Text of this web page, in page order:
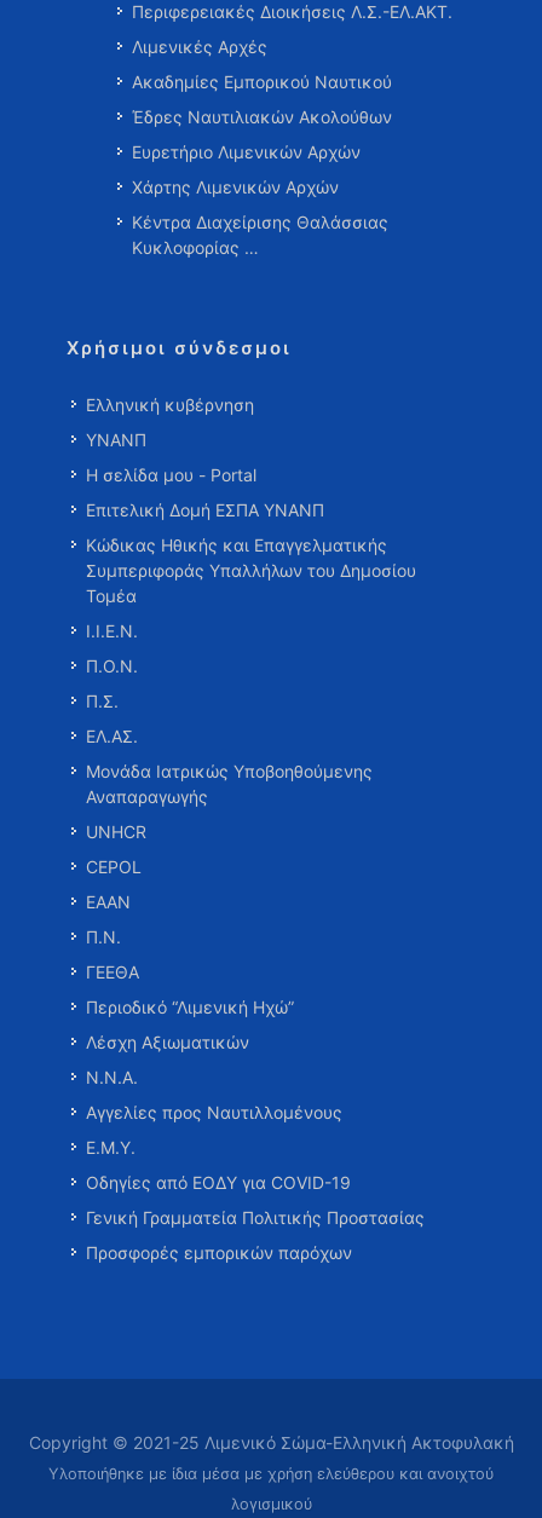
Περιφερειακές Διοικήσεις Λ.Σ.-ΕΛ.ΑΚΤ.
Λιμενικές Αρχές
Ακαδημίες Εμπορικού Ναυτικού
Έδρες Ναυτιλιακών Ακολούθων
Ευρετήριο Λιμενικών Αρχών
Χάρτης Λιμενικών Αρχών
Κέντρα Διαχείρισης Θαλάσσιας
Κυκλοφορίας …
Χρήσιμοι σύνδεσμοι
Ελληνική κυβέρνηση
ΥΝΑΝΠ
Η σελίδα μου - Portal
Επιτελική Δομή ΕΣΠΑ ΥΝΑΝΠ
Κώδικας Ηθικής και Επαγγελματικής
Συμπεριφοράς Υπαλλήλων του Δημοσίου
Τομέα
Ι.Ι.Ε.Ν.
Π.Ο.Ν.
Π.Σ.
ΕΛ.ΑΣ.
Μονάδα Ιατρικώς Υποβοηθούμενης
Αναπαραγωγής
UNHCR
CEPOL
ΕΑΑΝ
Π.Ν.
ΓΕΕΘΑ
Περιοδικό “Λιμενική Ηχώ”
Λέσχη Αξιωματικών
Ν.Ν.Α.
Αγγελίες προς Ναυτιλλομένους
Ε.Μ.Υ.
Οδηγίες από ΕΟΔΥ για COVID-19
Γενική Γραμματεία Πολιτικής Προστασίας
Προσφορές εμπορικών παρόχων
Copyright © 2021-25 Λιμενικό Σώμα-Ελληνική Ακτοφυλακή
Υλοποιήθηκε με ίδια μέσα με χρήση ελεύθερου και ανοιχτού
λογισμικού